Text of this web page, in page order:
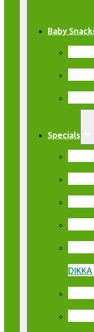
Baby
Specials
DIKKA